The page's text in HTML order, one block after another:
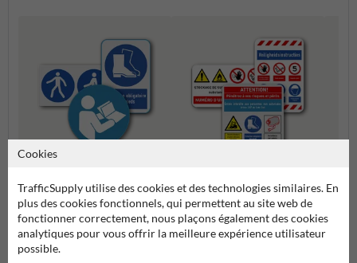
Panneaux d'obligation
Composez vos propres
panneaux de sécurité
Pictogrammes et panneaux de sécurité
Cookies
TrafficSupply utilise des cookies et des technologies similaires. En
plus des cookies fonctionnels, qui permettent au site web de
fonctionner correctement, nous plaçons également des cookies
analytiques pour vous offrir la meilleure expérience utilisateur
possible.